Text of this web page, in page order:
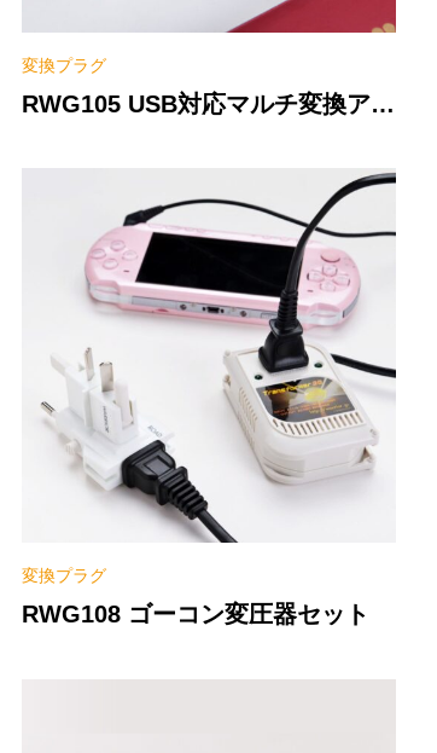
変換プラグ
RWG105 USB対応マルチ変換アダ
変換プラグ
RWG108 ゴーコン変圧器セット